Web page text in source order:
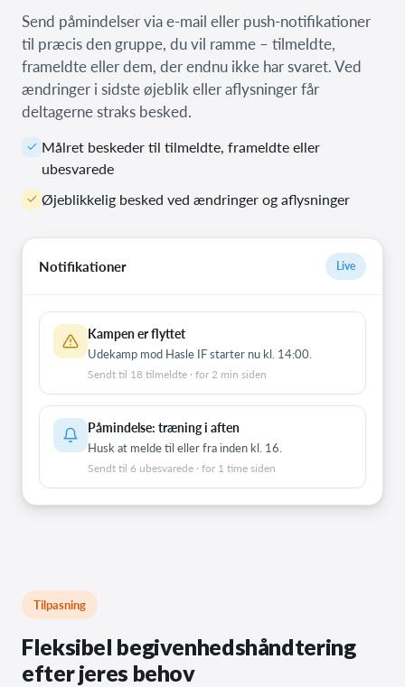
Send påmindelser via e-mail eller push-notifikationer
til præcis den gruppe, du vil ramme – tilmeldte,
frameldte eller dem, der endnu ikke har svaret. Ved
ændringer i sidste øjeblik eller aflysninger får
deltagerne straks besked.
Målret beskeder til tilmeldte, frameldte eller
ubesvarede
Øjeblikkelig besked ved ændringer og aflysninger
Notifikationer Live
Kampen er flyttet
Udekamp mod Hasle IF starter nu kl. 14:00.
Sendt til 18 tilmeldte · for 2 min siden
Påmindelse: træning i aften
Husk at melde til eller fra inden kl. 16.
Sendt til 6 ubesvarede · for 1 time siden
Tilpasning
Fleksibel begivenhedshåndtering
efter jeres behov